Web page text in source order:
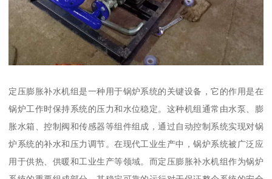
定压膨胀补水机组是一种用于锅炉系统的关键设备，它的作用是在
锅炉工作时保持系统的压力和水位稳定。这种机组通常由水泵、膨
胀水箱、控制阀和传感器等组件组成，通过自动控制系统实现对锅
炉系统的补水和压力调节。在现代工业生产中，锅炉系统被广泛应
用于供热、供暖和工业生产等领域。而定压膨胀补水机组作为锅炉